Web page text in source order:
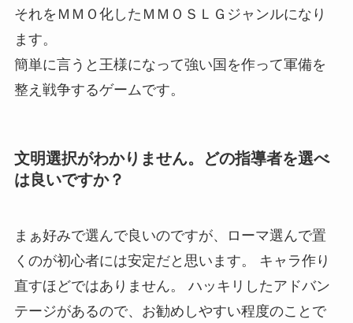
それをＭＭＯ化したＭＭＯＳＬＧジャンルになり
ます。
簡単に言うと王様になって強い国を作って軍備を
整え戦争するゲームです。
文明選択がわかりません。どの指導者を選べ
は良いですか？
まぁ好みで選んで良いのですが、ローマ選んで置
くのが初心者には安定だと思います。 キャラ作り
直すほどではありません。 ハッキリしたアドバン
テージがあるので、お勧めしやすい程度のことで